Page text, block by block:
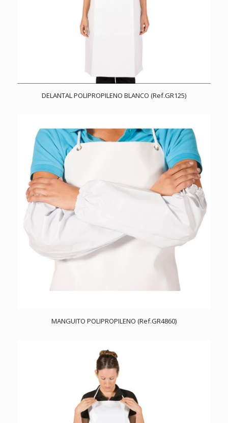
DELANTAL POLIPROPILENO BLANCO (Ref.GR125)
MANGUITO POLIPROPILENO (Ref.GR4860)